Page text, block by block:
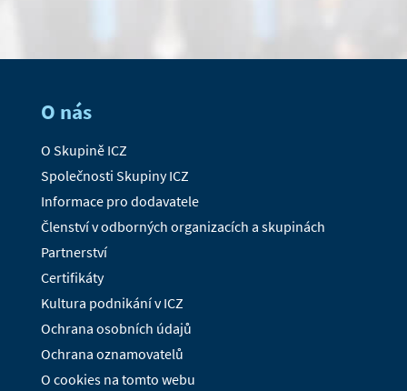
O nás
O Skupině ICZ
Společnosti Skupiny ICZ
Informace pro dodavatele
Členství v odborných organizacích a skupinách
Partnerství
Certifikáty
Kultura podnikání v ICZ
Ochrana osobních údajů
Ochrana oznamovatelů
O cookies na tomto webu